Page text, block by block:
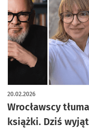
Wrocławscy
książki. Dziś
20.02.2026